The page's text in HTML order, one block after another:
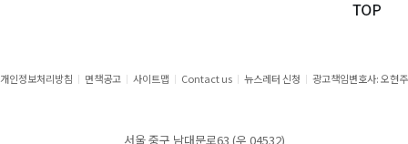
개인정보처리방침 면책공고 사이트맵 Contact us 뉴스레터 신청 광고책임변호사: 오현주
서울 중구 남대문로63 (우 04532)